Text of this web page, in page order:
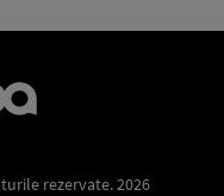
rezervate. 2026